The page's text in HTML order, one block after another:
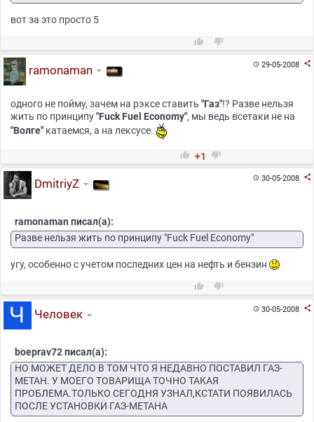
вот за это просто 5
 
29-05-2008 
ramonaman
одного не пойму, зачем на рэксе ставить "Газ"!? Разве нельзя
жить по принципу"Fuck Fuel Economy", мы ведь всетаки не на
"Волге" катаемся, а на лексусе.
 +1 
30-05-2008 
DmitriyZ
ramonaman писал(а):
Разве нельзя жить по принципу "Fuck Fuel Economy"
угу, особенно с учетом последних цен на нефть и бензин
 
30-05-2008 
Человек
boeprav72 писал(а):
НО МОЖЕТ ДЕЛО В ТОМ ЧТО Я НЕДАВНО ПОСТАВИЛ ГАЗ-
МЕТАН. У МОЕГО ТОВАРИЩА ТОЧНО ТАКАЯ
ПРОБЛЕМА.ТОЛЬКО СЕГОДНЯ УЗНАЛ,КСТАТИ ПОЯВИЛАСЬ
ПОСЛЕ УСТАНОВКИ ГАЗ-МЕТАНА